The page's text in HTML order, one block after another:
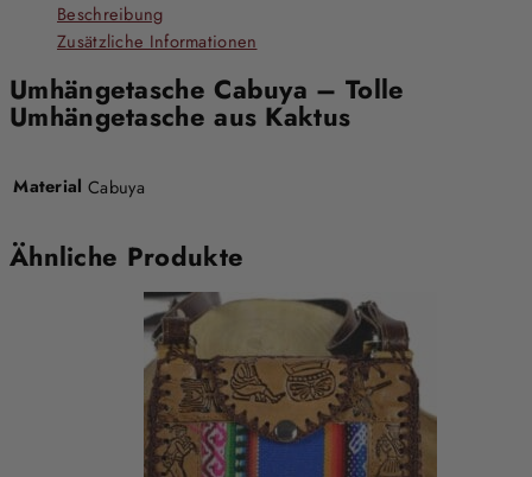
Beschreibung
Zusätzliche Informationen
Umhängetasche Cabuya – Tolle
Umhängetasche aus Kaktus
Material Cabuya
Ähnliche Produkte